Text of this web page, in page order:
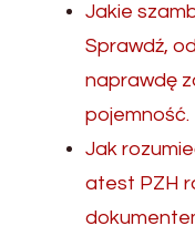
Jakie
Sprawdź,
naprawdę
pojemność.
Jak
atest PZH